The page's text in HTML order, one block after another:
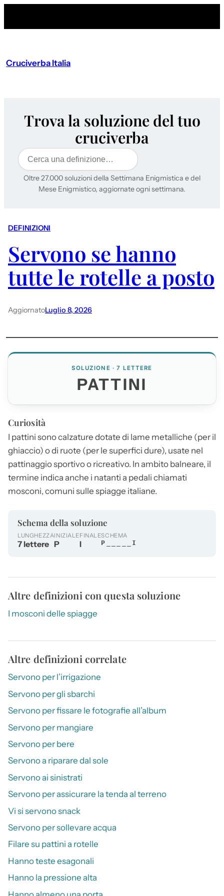
Cruciverba Italia
Trova la soluzione del tuo
cruciverba
Cerca
Oltre 27.000 soluzioni della Settimana Enigmistica e del
Mese Enigmistico, aggiornate ogni settimana.
DEFINIZIONI
Servono se hanno
tutte le rotelle a posto
AggiornatoLuglio 8, 2026
SOLUZIONE · 7 LETTERE
PATTINI
Curiosità
I pattini sono calzature dotate di lame metalliche (per il
ghiaccio) o di ruote (per le superfici dure), usate nel
pattinaggio sportivo o ricreativo. In ambito balneare, il
termine indica anche i natanti a pedali chiamati
mosconi, comuni sulle spiagge italiane.
Schema della soluzione
LUNGHEZZA
7 lettere
INIZIALE
P
FINALE
I
SCHEMA
P_____I
Altre definizioni con questa soluzione
I mosconi delle spiagge
Altre definizioni correlate
Servono per l’irrigazione
Servono per gli sbarchi
Servono per fissare le fotografie all’album
Servono per mangiare
Servono per bere
Servono a riparare dal sole
Servono ai sinistrati
Servono per assicurare la tenda al terreno
Vi si servono snack
Servono per sollevare acqua
Filare su pattini a rotelle
Hanno teste esagonali
Hanno la pressione alta